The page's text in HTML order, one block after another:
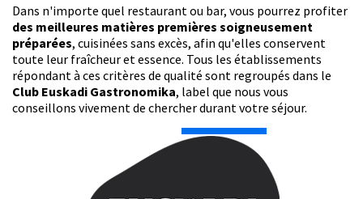
Dans n'importe quel restaurant ou bar, vous pourrez profiter
des meilleures matières premières soigneusement
préparées, cuisinées sans excès, afin qu'elles conservent
toute leur fraîcheur et essence. Tous les établissements
répondant à ces critères de qualité sont regroupés dans le
Club Euskadi Gastronomika, label que nous vous
conseillons vivement de chercher durant votre séjour.